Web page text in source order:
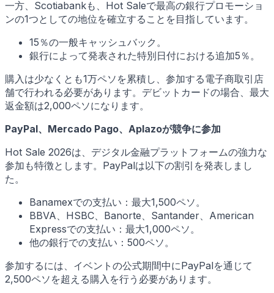
一方、Scotiabankも、Hot Saleで最高の銀行プロモーショ
ンの1つとしての地位を確立することを目指しています。
15％の一般キャッシュバック。
銀行によって発表された特別日付における追加5％。
購入は少なくとも1万ペソを累積し、参加する電子商取引店
舗で行われる必要があります。デビットカードの場合、最大
返金額は2,000ペソになります。
PayPal、Mercado Pago、Aplazoが競争に参加
Hot Sale 2026は、デジタル金融プラットフォームの強力な
参加も特徴とします。PayPalは以下の割引を発表しまし
た。
Banamexでの支払い：最大1,500ペソ。
BBVA、HSBC、Banorte、Santander、American
Expressでの支払い：最大1,000ペソ。
他の銀行での支払い：500ペソ。
参加するには、イベントの公式期間中にPayPalを通じて
2,500ペソを超える購入を行う必要があります。